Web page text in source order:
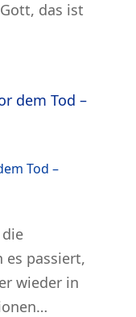
das ist
Tod –
es passiert,
wieder in